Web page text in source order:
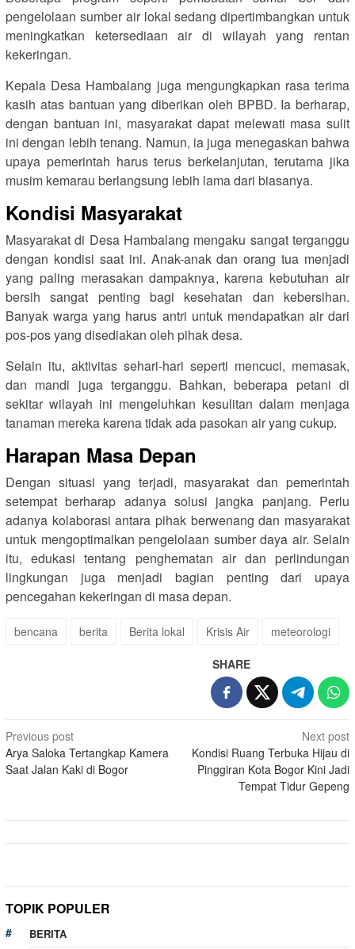
pengelolaan sumber air lokal sedang dipertimbangkan untuk
meningkatkan ketersediaan air di wilayah yang rentan
kekeringan.
Kepala Desa Hambalang juga mengungkapkan rasa terima
kasih atas bantuan yang diberikan oleh BPBD. Ia berharap,
dengan bantuan ini, masyarakat dapat melewati masa sulit
ini dengan lebih tenang. Namun, ia juga menegaskan bahwa
upaya pemerintah harus terus berkelanjutan, terutama jika
musim kemarau berlangsung lebih lama dari biasanya.
Kondisi Masyarakat
Masyarakat di Desa Hambalang mengaku sangat terganggu
dengan kondisi saat ini. Anak-anak dan orang tua menjadi
yang paling merasakan dampaknya, karena kebutuhan air
bersih sangat penting bagi kesehatan dan kebersihan.
Banyak warga yang harus antri untuk mendapatkan air dari
pos-pos yang disediakan oleh pihak desa.
Selain itu, aktivitas sehari-hari seperti mencuci, memasak,
dan mandi juga terganggu. Bahkan, beberapa petani di
sekitar wilayah ini mengeluhkan kesulitan dalam menjaga
tanaman mereka karena tidak ada pasokan air yang cukup.
Harapan Masa Depan
Dengan situasi yang terjadi, masyarakat dan pemerintah
setempat berharap adanya solusi jangka panjang. Perlu
adanya kolaborasi antara pihak berwenang dan masyarakat
untuk mengoptimalkan pengelolaan sumber daya air. Selain
itu, edukasi tentang penghematan air dan perlindungan
lingkungan juga menjadi bagian penting dari upaya
pencegahan kekeringan di masa depan.
bencana berita Berita lokal Krisis Air meteorologi
SHARE
Post
navigation
Previous post
Arya Saloka Tertangkap Kamera
Saat Jalan Kaki di Bogor
Next post
Kondisi Ruang Terbuka Hijau di
Pinggiran Kota Bogor Kini Jadi
Tempat Tidur Gepeng
TOPIK POPULER
BERITA